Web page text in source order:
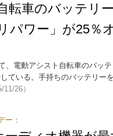
転車のバッテリ
パワー」が25％
、電動アシスト自転車のバッ
ている。手持ちのバッテリー
11/26）
ー：